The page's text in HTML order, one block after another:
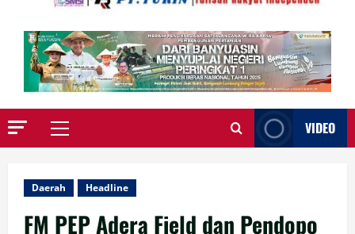
Primary
VIDEO
Daerah Headline
FM PEP Adera Field dan Pendopo